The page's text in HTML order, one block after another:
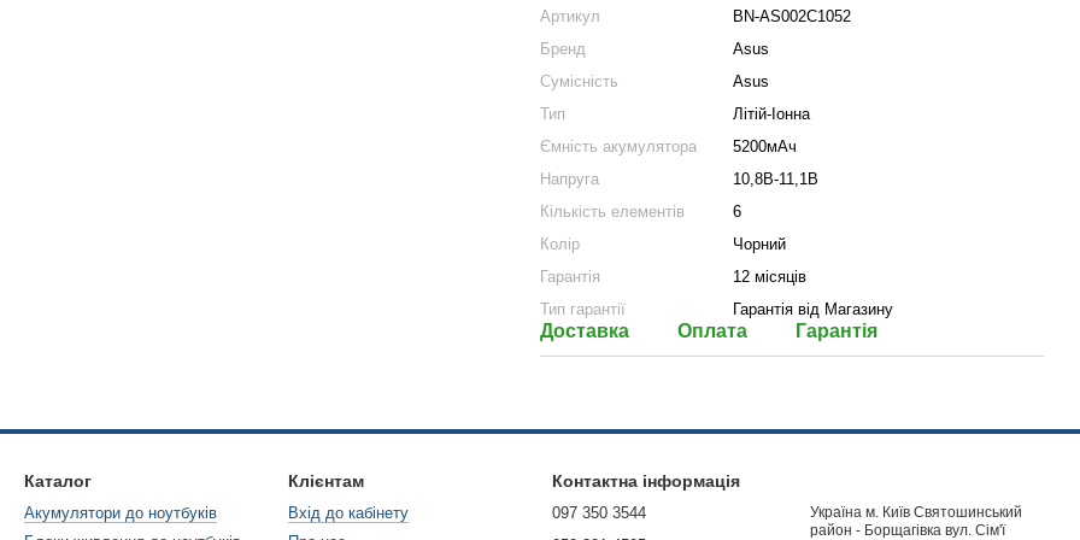
Артикул
BN-AS002C1052
Бренд
Asus
Сумісність
Asus
Тип
Літій-Іонна
Ємність акумулятора
5200мАч
Напруга
10,8В-11,1В
Кількість елементів
6
Колір
Чорний
Гарантія
12 місяців
Тип гарантії
Гарантія від Магазину
Доставка Оплата Гарантія
Каталог
Акумулятори до ноутбуків
Клієнтам
Вхід до кабінету
Контактна інформація
097 350 3544
Україна м. Київ Святошинський
район - Борщагівка вул. Сім'ї